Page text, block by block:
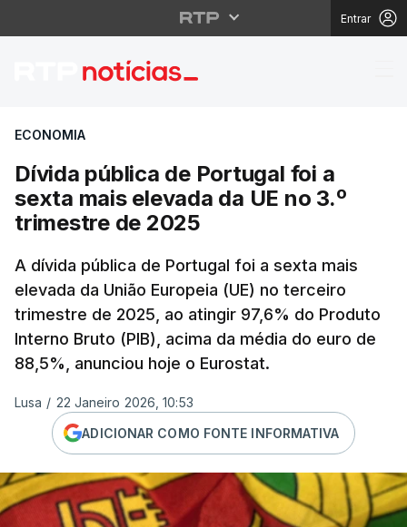
Entrar
Dívida pública de
ECONOMIA
Dívida pública de Portugal foi a
sexta mais elevada da UE no 3.º
trimestre de 2025
A dívida pública de Portugal foi a sexta mais
elevada da União Europeia (UE) no terceiro
trimestre de 2025, ao atingir 97,6% do Produto
Interno Bruto (PIB), acima da média do euro de
88,5%, anunciou hoje o Eurostat.
Lusa / 22 Janeiro 2026, 10:53
ADICIONAR COMO FONTE INFORMATIVA